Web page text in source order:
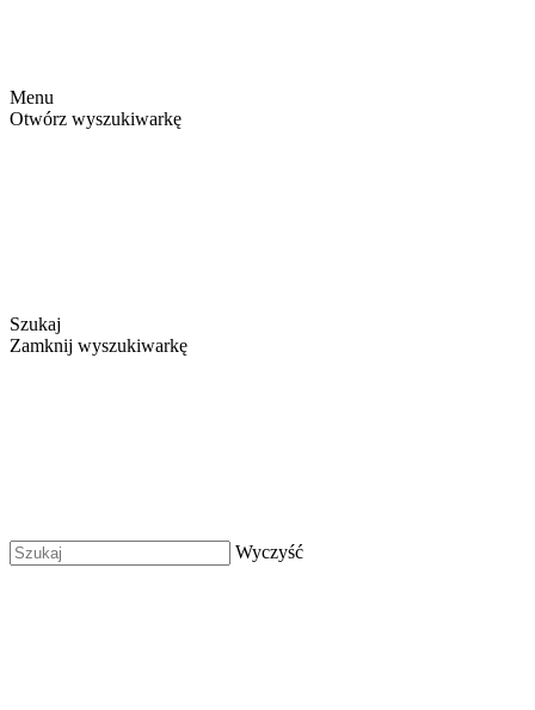
Menu
Otwórz wyszukiwarkę
Szukaj
Zamknij wyszukiwarkę
Wyczyść